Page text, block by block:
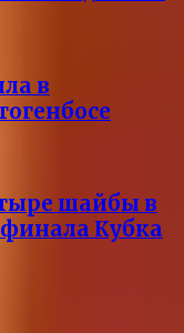
в
шайбы в
Кубка